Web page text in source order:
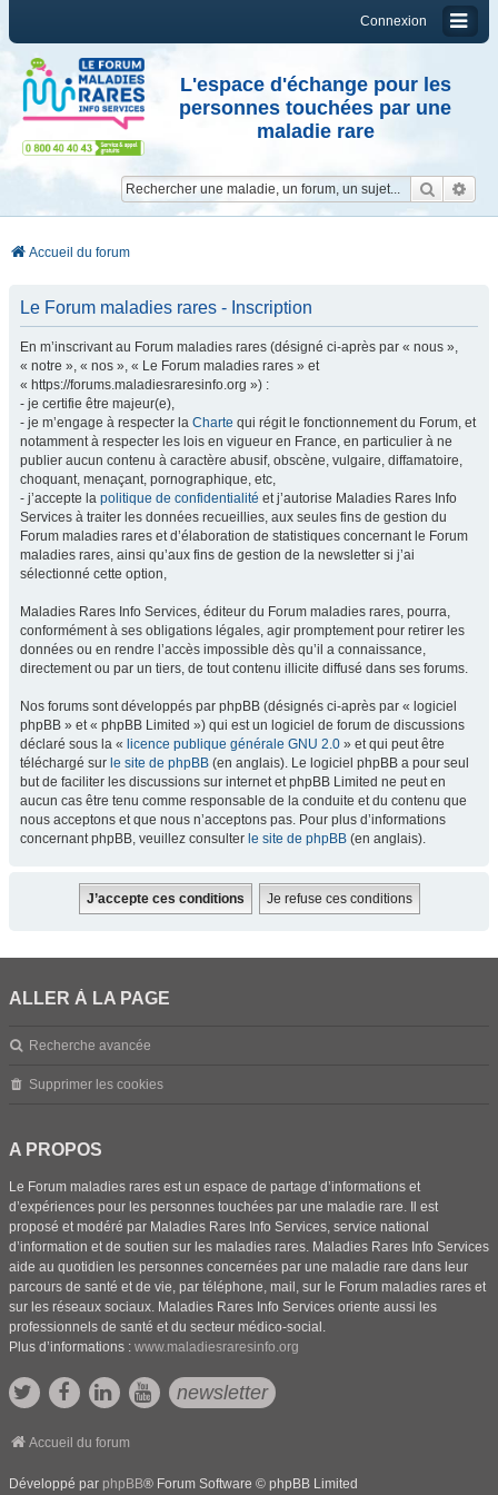
Connexion
L'espace d'échange pour les
personnes touchées par une
maladie rare
Accueil du forum
Le Forum maladies rares - Inscription
En m’inscrivant au Forum maladies rares (désigné ci-après par « nous »,
« notre », « nos », « Le Forum maladies rares » et
« https://forums.maladiesraresinfo.org ») :
- je certifie être majeur(e),
- je m’engage à respecter la Charte qui régit le fonctionnement du Forum, et
notamment à respecter les lois en vigueur en France, en particulier à ne
publier aucun contenu à caractère abusif, obscène, vulgaire, diffamatoire,
choquant, menaçant, pornographique, etc,
- j’accepte la politique de confidentialité et j’autorise Maladies Rares Info
Services à traiter les données recueillies, aux seules fins de gestion du
Forum maladies rares et d’élaboration de statistiques concernant le Forum
maladies rares, ainsi qu’aux fins de gestion de la newsletter si j’ai
sélectionné cette option,
Maladies Rares Info Services, éditeur du Forum maladies rares, pourra,
conformément à ses obligations légales, agir promptement pour retirer les
données ou en rendre l’accès impossible dès qu’il a connaissance,
directement ou par un tiers, de tout contenu illicite diffusé dans ses forums.
Nos forums sont développés par phpBB (désignés ci-après par « logiciel
phpBB » et « phpBB Limited ») qui est un logiciel de forum de discussions
déclaré sous la « licence publique générale GNU 2.0 » et qui peut être
téléchargé sur le site de phpBB (en anglais). Le logiciel phpBB a pour seul
but de faciliter les discussions sur internet et phpBB Limited ne peut en
aucun cas être tenu comme responsable de la conduite et du contenu que
nous acceptons et que nous n’acceptons pas. Pour plus d’informations
concernant phpBB, veuillez consulter le site de phpBB (en anglais).
ALLER À LA PAGE
Recherche avancée
Supprimer les cookies
A PROPOS
Le Forum maladies rares est un espace de partage d’informations et
d’expériences pour les personnes touchées par une maladie rare. Il est
proposé et modéré par Maladies Rares Info Services, service national
d’information et de soutien sur les maladies rares. Maladies Rares Info Services
aide au quotidien les personnes concernées par une maladie rare dans leur
parcours de santé et de vie, par téléphone, mail, sur le Forum maladies rares et
sur les réseaux sociaux. Maladies Rares Info Services oriente aussi les
professionnels de santé et du secteur médico-social.
Plus d’informations : www.maladiesraresinfo.org
newsletter
Accueil du forum
Développé par phpBB® Forum Software © phpBB Limited